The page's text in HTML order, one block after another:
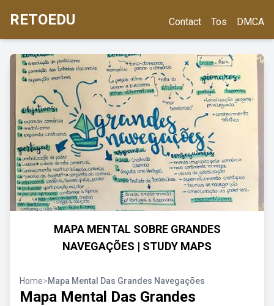
RETOEDU Contact Tos DMCA
MAPA MENTAL SOBRE GRANDES
NAVEGAÇÕES | STUDY MAPS
Home>Mapa Mental Das Grandes Navegações
Mapa Mental Das Grandes